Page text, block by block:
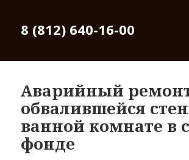
8 (812) 640-16-00
Аварийный
обвалившейся
ванной комнате в
фонде